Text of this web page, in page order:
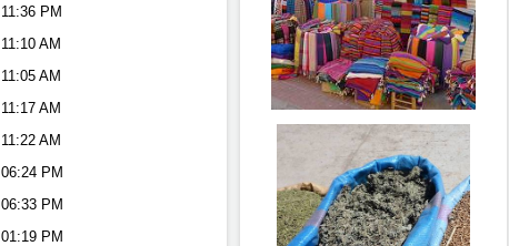
11:36 PM
11:10 AM
11:05 AM
11:17 AM
11:22 AM
06:24 PM
06:33 PM
01:19 PM